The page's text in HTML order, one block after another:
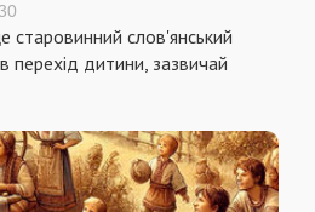
слов'янський
перехід дитини, зазвичай